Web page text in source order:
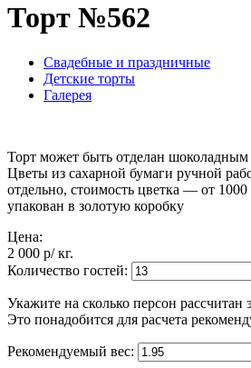
Торт №562
Свадебные и праздничные
Детские торты
Галерея
Торт может быть отделан
Цветы из сахарной бумаги ручной
отдельно, стоимость цветка — от 1000
упакован в золотую коробку
Цена:
2 000 p/ кг.
Количество гостей:
Укажите на сколько персон
Это понадобится для расчета
Рекомендуемый вес: